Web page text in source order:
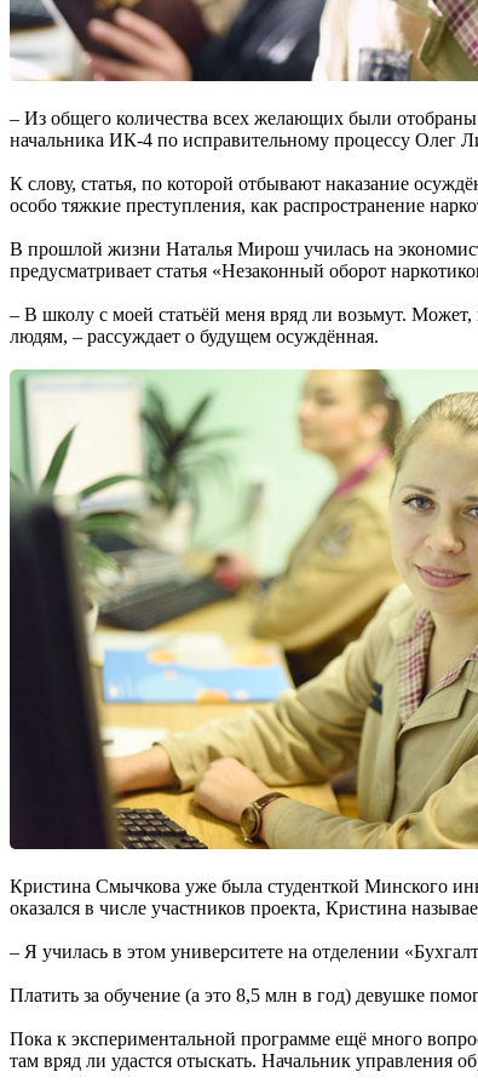
– Из общего количества всех желающих были
начальника ИК-4 по исправительному процессу Олег
К слову, статья, по которой отбывают наказание
особо тяжкие преступления, как распространение
В прошлой жизни Наталья Мирош училась на
предусматривает статья «Незаконный оборот
– В школу с моей статьёй меня вряд ли возьмут.
людям, – рассуждает о будущем осуждённая.
Кристина Смычкова уже была студенткой Минского
оказался в числе участников проекта, Кристина
– Я училась в этом университете на отделении
Платить за обучение (а это 8,5 млн в год) девушке
Пока к экспериментальной программе ещё много
там вряд ли удастся отыскать. Начальник управления